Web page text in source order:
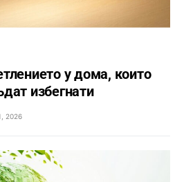
у дома, които
избегнати
2026